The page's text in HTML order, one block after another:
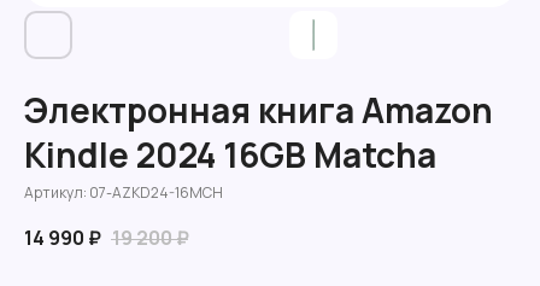
Электронная книга Amazon
Kindle 2024 16GB Matcha
Артикул: 07-AZKD24-16MCH
14 990 ₽ 19 200₽